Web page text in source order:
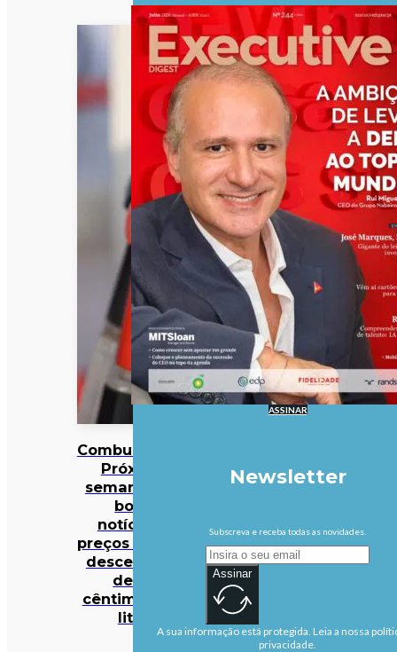
Combustíveis?
Próxima
semana traz
boas
notícias…
preços podem
descer mais
de 10
cêntimos por
litro
ASSINAR
Newsletter
Subscreva e receba todas as novidades.
Assinar
A sua informação está protegida. Leia a nossa
privacidade.